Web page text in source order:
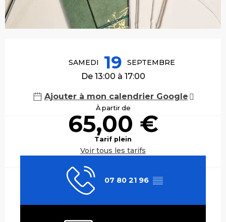
SAMEDI 19 SEPTEMBRE
De 13:00 à 17:00
Ajouter à mon calendrier Google
À partir de
65,00 €
Tarif plein
Voir tous les tarifs
07 80 21 96 ▒▒